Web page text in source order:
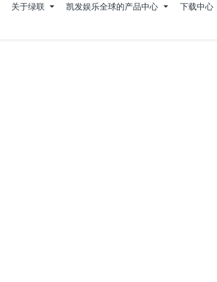
关于绿联 凯发娱乐全球的产品中心 下载中心